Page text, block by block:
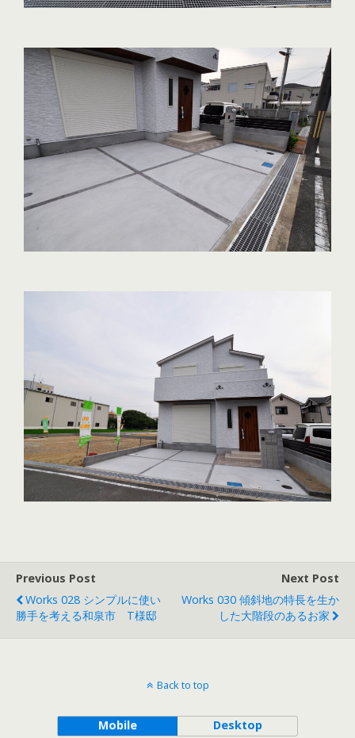
Previous Post
Works 028 シンプルに使い
勝手を考える和泉市 T様邸
Next Post
Works 030 傾斜地の特長を生か
した大階段のあるお家
Back to top
Mobile Desktop